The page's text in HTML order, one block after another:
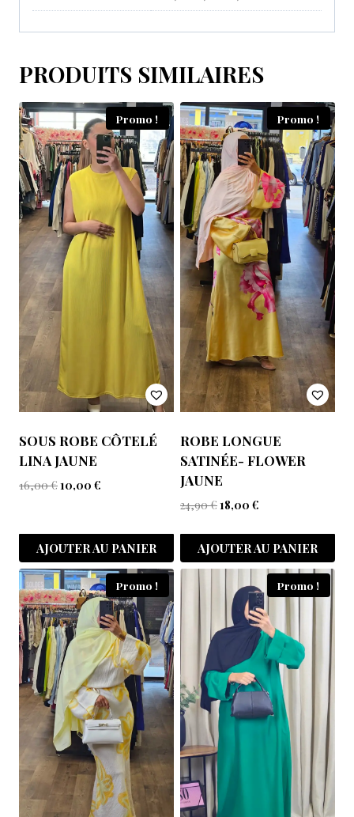
PRODUITS SIMILAIRES
Promo !
SOUS ROBE CÔTELÉ
LINA JAUNE
16,00€10,00 €
AJOUTER AU PANIER
Promo !
ROBE LONGUE
SATINÉE- FLOWER
JAUNE
24,90€18,00 €
AJOUTER AU PANIER
Promo ! Promo !